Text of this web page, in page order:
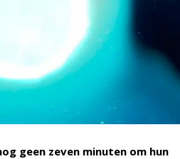
geen zeven minuten om hun